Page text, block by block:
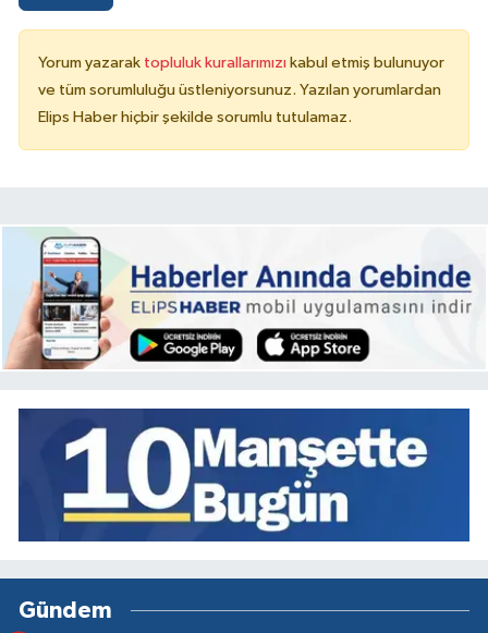
Yorum yazarak topluluk kurallarımızı kabul etmiş bulunuyor
ve tüm sorumluluğu üstleniyorsunuz. Yazılan yorumlardan
Elips Haber hiçbir şekilde sorumlu tutulamaz.
Gündem